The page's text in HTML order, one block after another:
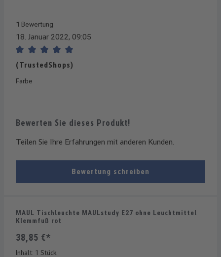
Bewerten Sie dieses Produkt!
Teilen Sie Ihre Erfahrungen mit anderen Kunden.
Bewertung schreiben
1 Bewertung
18. Januar 2022, 09:05
Bewertung mit 5 von 5 Sternen
(TrustedShops)
Farbe
MAUL Tischleuchte MAULstudy E27 ohne Leuchtmittel
Klemmfuß rot
38,85 €*
Inhalt: 1 Stück